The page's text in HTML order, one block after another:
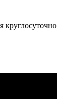
круглосуточно